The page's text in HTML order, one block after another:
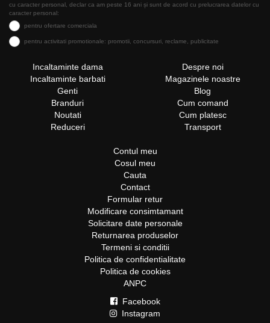
cu caracter personal, declar ca am peste 16 ani și sunt de acord cu prelucrarea datelor cu
caracter personal:
pentru ofertare comerciala
pentru activitati promotionale: promotii, concursuri, reclame, publicitate
Incaltaminte dama
Incaltaminte barbati
Genti
Branduri
Noutati
Reduceri
Despre noi
Magazinele noastre
Blog
Cum comand
Cum platesc
Transport
Contul meu
Cosul meu
Cauta
Contact
Formular retur
Modificare consimtamant
Solicitare date personale
Returnarea produselor
Termeni si conditii
Politica de confidentialitate
Politica de cookies
ANPC
Facebook
Instagram